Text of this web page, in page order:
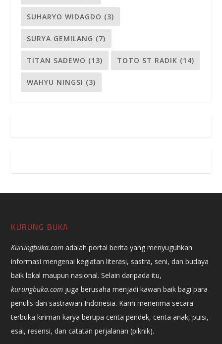
SUHARYO WIDAGDO (3)
SURYA GEMILANG (7)
TITAN SADEWO (13) TOTO ST RADIK (14)
WAHYU NINGSI (3)
KURUNG BUKA
Kurungbuka.com adalah portal berita yang menyuguhkan
informasi mengenai kegiatan literasi, sastra, seni, dan budaya
baik lokal maupun nasional. Selain daripada itu,
kurungbuka.com juga berusaha menjadi kawan baik bagi para
penulis dan sastrawan Indonesia. Kami menerima secara
terbuka kiriman karya berupa cerita pendek, cerita anak, puisi,
esai, resensi, dan catatan perjalanan (piknik).